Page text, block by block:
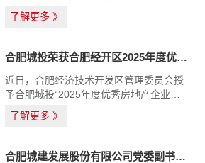
锦旗，对合肥城投在瑶海区在建地块建设
过程中，始终坚持以人民为中心的理念，
际问题表示感谢。合肥城...
了解更多》
合肥城投荣获合肥经开区2025年度优秀房地产企业奖
近日，合肥经济技术开发区管理委员会授
予合肥城投“2025年度优秀房地产企业
奖”，奖项聚焦开发投资规模、建设进度、
品质履约、社会责任等指标综合评定。荣
地产开发、提升区域能级、助力...
了解更多》
合肥城建发展股份有限公司党委副书记、总经理王庆生一行来访